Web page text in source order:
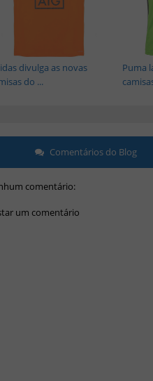
Puma
divulga as novas
do ...
Comentários do Blog
comentário:
um comentário